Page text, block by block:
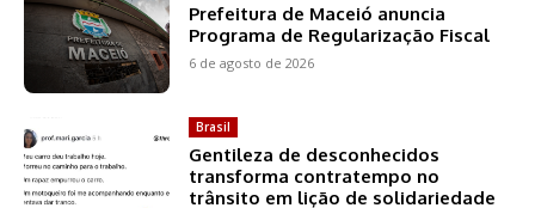
Prefeitura de Maceió anuncia
Programa de Regularização Fiscal
6 de agosto de 2026
Brasil
Gentileza de desconhecidos
transforma contratempo no
trânsito em lição de solidariedade